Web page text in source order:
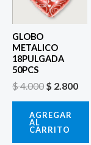
GLOBO
METALICO
18PULGADA
50PCS
$4.000
era:
$ 4.000.
$ 2.800
AGREGAR
AL
CARRITO